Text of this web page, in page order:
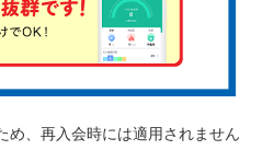
、再入会時には適用されません